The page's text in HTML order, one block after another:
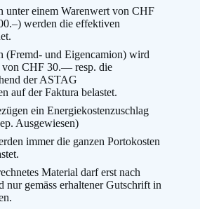
unter einem Warenwert von CHF
werden die effektiven
(Fremd- und Eigencamion) wird
von CHF 30.— resp. die
der ASTAG
auf der Faktura belastet.
ein Energiekostenzuschlag
Ausgewiesen)
immer die ganzen Portokosten
Material darf erst nach
nur gemäss erhaltener Gutschrift in